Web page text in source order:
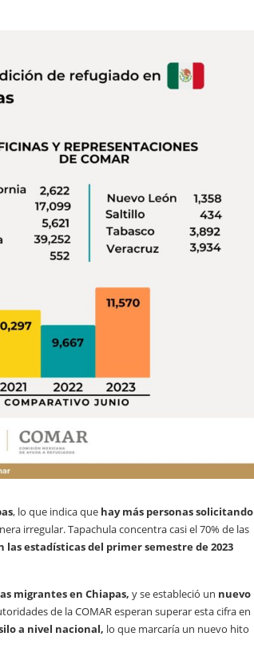
, lo que indica que hay más personas solicitando
irregular. Tapachula concentra casi el 70% de las
las estadísticas del primer semestre de 2023
migrantes en Chiapas, y se estableció un nuevo
de la COMAR esperan superar esta cifra en
a nivel nacional, lo que marcaría un nuevo hito